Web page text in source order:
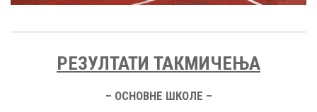
РЕЗУЛТАТИ ТАКМИЧЕЊА
– ОСНОВНЕ ШКОЛЕ –